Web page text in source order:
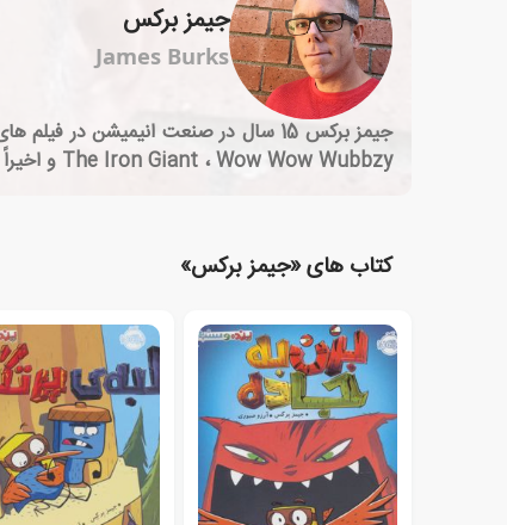
جیمز برکس
James Burks
The Iron Giant ، Wow Wow Wubbzy و اخیراً در Fan Boy & Chum Chum گذراند.
کتاب های «جیمز برکس»